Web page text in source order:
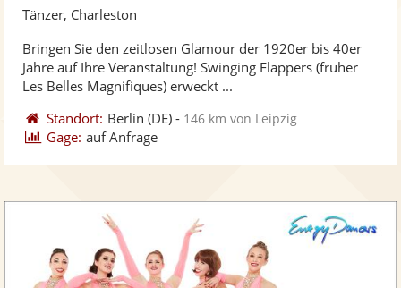
Fotos
Tänzer, Charleston
Bringen Sie den zeitlosen Glamour der 1920er bis 40er
Jahre auf Ihre Veranstaltung! Swinging Flappers (früher
Les Belles Magnifiques) erweckt ...
Standort: Berlin (DE) - 146 km von Leipzig
Gage: auf Anfrage